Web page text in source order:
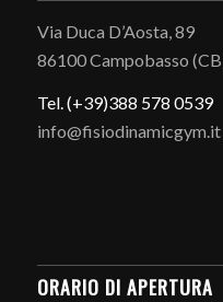
Via Duca D’Aosta, 89
86100 Campobasso
Tel. (+39)388 578 0539
info@fisiodinamicgym.it
ORARIO DI APERTURA